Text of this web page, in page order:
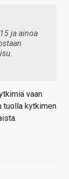
ja ainoa
vaan
tuolla kytkimen